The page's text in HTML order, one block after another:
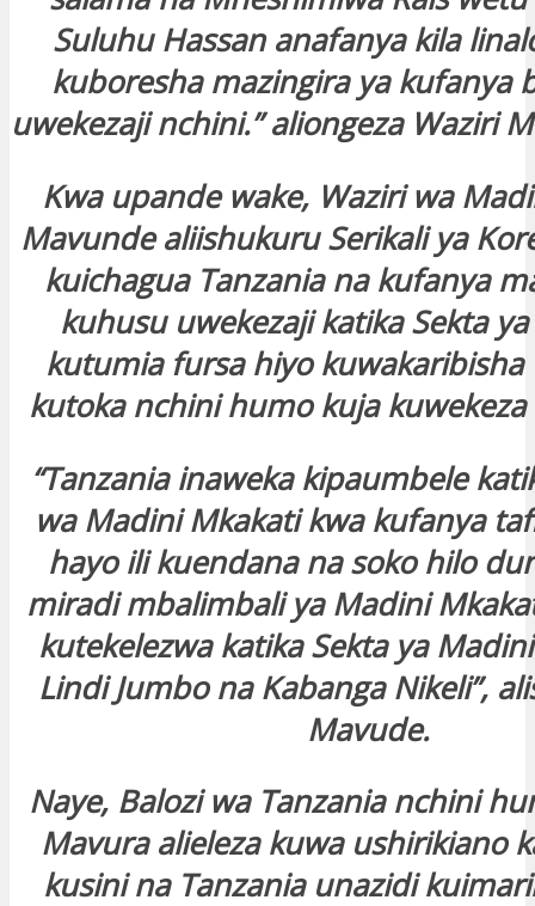
Suluhu Hassan anafanya kila
kuboresha mazingira ya kufanya
uwekezaji nchini.” aliongeza Waziri
Kwa upande wake, Waziri wa
Mavunde aliishukuru Serikali ya
kuichagua Tanzania na kufanya
kuhusu uwekezaji katika Sekta
kutumia fursa hiyo kuwakaribisha
kutoka nchini humo kuja
“Tanzania inaweka kipaumbele
wa Madini Mkakati kwa kufanya
hayo ili kuendana na soko hilo
miradi mbalimbali ya Madini
kutekelezwa katika Sekta ya
Lindi Jumbo na Kabanga Nikeli”,
Mavude.
Naye, Balozi wa Tanzania nchini
Mavura alieleza kuwa ushirikiano
kusini na Tanzania unazidi